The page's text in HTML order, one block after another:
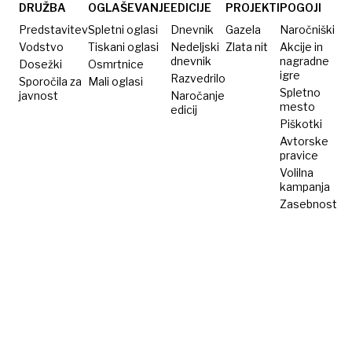
evrov
DRUŽBA
Predstavitev
Vodstvo
Dosežki
Sporočila za
javnost
OGLAŠEVANJE
Spletni oglasi
Tiskani oglasi
Osmrtnice
Mali oglasi
EDICIJE
Dnevnik
Nedeljski
dnevnik
Razvedrilo
Naročanje
edicij
PROJEKTI
Gazela
Zlata nit
POGOJI
Naročniški
Akcije in
nagradne
igre
Spletno
mesto
Piškotki
Avtorske
pravice
Volilna
kampanja
Zasebnost